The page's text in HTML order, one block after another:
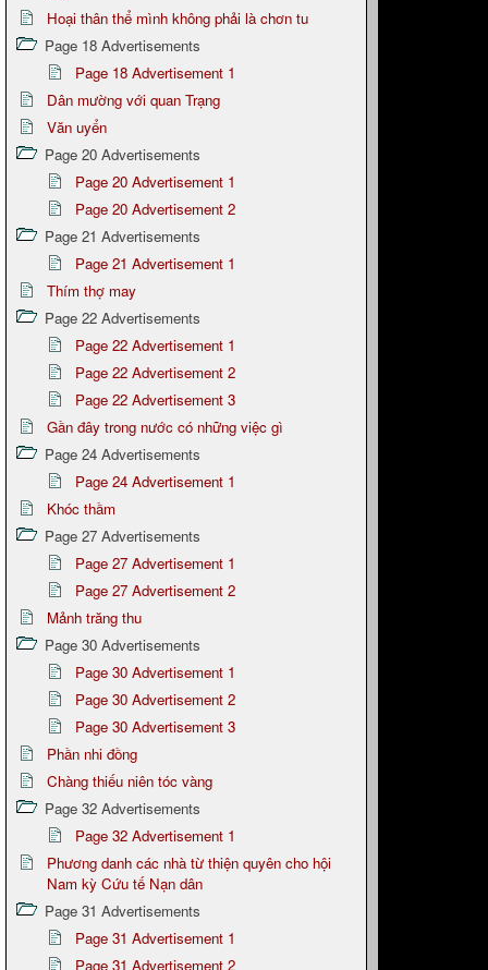
Hoại thân thể mình không phải là chơn tu
Page 18 Advertisements
Page 18 Advertisement 1
Dân mường với quan Trạng
Văn uyển
Page 20 Advertisements
Page 20 Advertisement 1
Page 20 Advertisement 2
Page 21 Advertisements
Page 21 Advertisement 1
Thím thợ may
Page 22 Advertisements
Page 22 Advertisement 1
Page 22 Advertisement 2
Page 22 Advertisement 3
Gần đây trong nước có những việc gì
Page 24 Advertisements
Page 24 Advertisement 1
Khóc thầm
Page 27 Advertisements
Page 27 Advertisement 1
Page 27 Advertisement 2
Mảnh trăng thu
Page 30 Advertisements
Page 30 Advertisement 1
Page 30 Advertisement 2
Page 30 Advertisement 3
Phần nhi đồng
Chàng thiếu niên tóc vàng
Page 32 Advertisements
Page 32 Advertisement 1
Phương danh các nhà từ thiện quyên cho hội
Nam kỳ Cứu tế Nạn dân
Page 31 Advertisements
Page 31 Advertisement 1
Page 31 Advertisement 2